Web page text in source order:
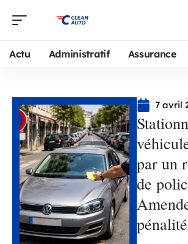
Actu Administratif Assurance
7 avril
par un
de